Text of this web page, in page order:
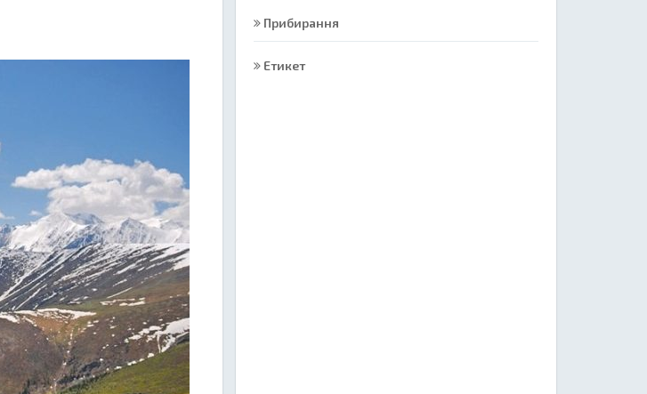
Прибирання
Етикет